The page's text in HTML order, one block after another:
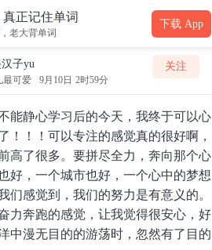
正记住单词
老大背单词
下载 App
子yu
最可爱 9月10日 2时59分
关注
能静心学习后的今天，我终于可以心
！！！可以专注的感觉真的很好啊，
高了很多。要拼尽全力，奔向那个心
好，一个城市也好，一个心中的梦想
们感觉到，我们的努力是有意义的。
力奔跑的感觉，让我觉得很安心，好
中漫无目的的游荡时，忽然有了目的